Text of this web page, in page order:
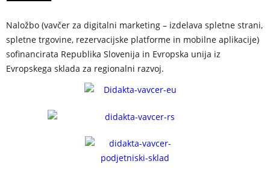
Naložbo (vavčer za digitalni marketing – izdelava spletne strani,
spletne trgovine, rezervacijske platforme in mobilne aplikacije)
sofinancirata Republika Slovenija in Evropska unija iz
Evropskega sklada za regionalni razvoj.